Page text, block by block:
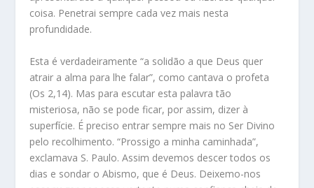
coisa. Penetrai sempre cada vez mais nesta
profundidade.
Esta é verdadeiramente “a solidão a que Deus quer
atrair a alma para lhe falar”, como cantava o profeta
(Os 2,14). Mas para escutar esta palavra tão
misteriosa, não se pode ficar, por assim, dizer à
superfície. É preciso entrar sempre mais no Ser Divino
pelo recolhimento. “Prossigo a minha caminhada”,
exclamava S. Paulo. Assim devemos descer todos os
dias e sondar o Abismo, que é Deus. Deixemo-nos